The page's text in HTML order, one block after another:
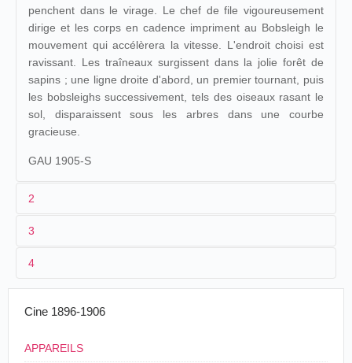
penchent dans le virage. Le chef de file vigoureusement
dirige et les corps en cadence impriment au Bobsleigh le
mouvement qui accélèrera la vitesse. L'endroit choisi est
ravissant. Les traîneaux surgissent dans la jolie forêt de
sapins ; une ligne droite d'abord, un premier tournant, puis
les bobsleighs successivement, tels des oiseaux rasant le
sol, disparaissent sous les arbres dans une courbe
gracieuse.
GAU 1905-S
2
1
2
3
[12/1904]-03/1905
30 m
4
Suisse,Saint-Moritz
3
Praiss
4
Cine 1896-1906
APPAREILS